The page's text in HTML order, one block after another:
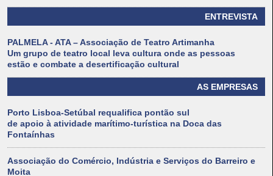
ENTREVISTA
PALMELA - ATA – Associação de Teatro Artimanha
Um grupo de teatro local leva cultura onde as pessoas
estão e combate a desertificação cultural
AS EMPRESAS
Porto Lisboa-Setúbal requalifica pontão sul
de apoio à atividade marítimo-turística na Doca das
Fontaínhas
Associação do Comércio, Indústria e Serviços do Barreiro e
Moita